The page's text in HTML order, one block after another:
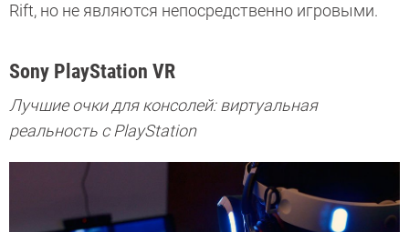
Rift, но не являются непосредственно игровыми.
Sony PlayStation VR
Лучшие очки для консолей: виртуальная
реальность с PlayStation